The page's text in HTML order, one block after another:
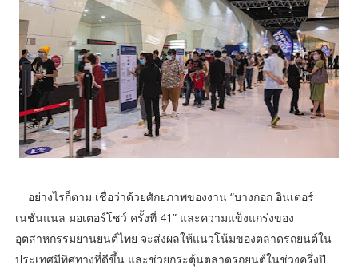
อย่างไรก็ตาม เชื่อว่าด้วยศักยภาพของงาน “บางกอก อินเตอร์
เนชั่นแนล มอเตอร์โชว์ ครั้งที่ 41” และความแข็งแกร่งของ
อุตสาหกรรมยานยนต์ไทย จะส่งผลให้แนวโน้มของตลาดรถยนต์ใน
ประเทศมีทิศทางที่ดีขึ้น และช่วยกระตุ้นตลาดรถยนต์ในช่วงครึ่งปี